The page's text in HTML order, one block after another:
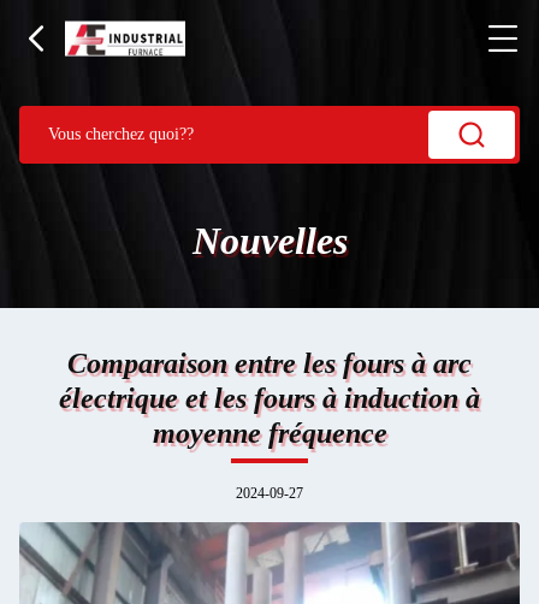
Nouvelles
Comparaison entre les fours à arc
électrique et les fours à induction à
moyenne fréquence
2024-09-27